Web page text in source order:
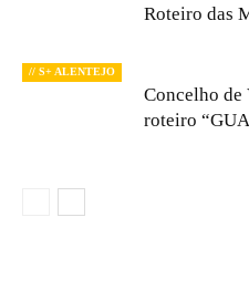
Roteiro das
// S+ ALENTEJO
Concelho de
roteiro